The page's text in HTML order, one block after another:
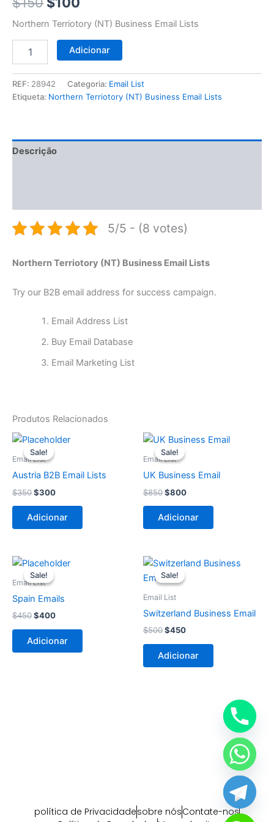
Northern Terriotory (NT) Business Email Lists
Adicionar
REF: 28942 Categoria: Email List
Etiqueta: Northern Terriotory (NT) Business Email Lists
Descrição
5/5 - (8 votes)
Northern Terriotory (NT) Business Email Lists
Try our B2B email address for success campaign.
Email Address List
Buy Email Database
Email Marketing List
Produtos Relacionados
Sale!
Sale!
Email List
Austria B2B Email Lists
$350
O
preço
original
$350.
$300
O
$300.
Adicionar
Sale!
Sale!
Email List
UK Business Email
$850
O
preço
original
$850.
$800
O
$800.
Adicionar
Sale!
Sale!
Email List
Spain Emails
$450
O
preço
original
$450.
$400
O
$400.
Adicionar
Sale!
Sale!
Email List
Switzerland Business Email
$500
O
preço
original
$500.
$450
O
Adicionar
política de Privacidadesobre nósContate-nos